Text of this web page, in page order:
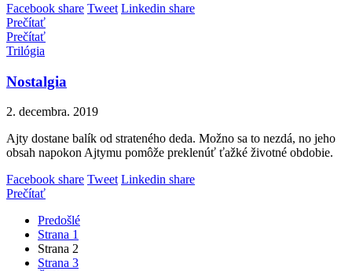
Facebook share Tweet Linkedin share
Prečítať
Prečítať
Trilógia
Nostalgia
2. decembra. 2019
Ajty dostane balík od strateného deda. Možno sa to nezdá, no jeho
obsah napokon Ajtymu pomôže preklenúť ťažké životné obdobie.
Facebook share Tweet Linkedin share
Prečítať
Predošlé
Strana 1
Strana 2
Strana 3